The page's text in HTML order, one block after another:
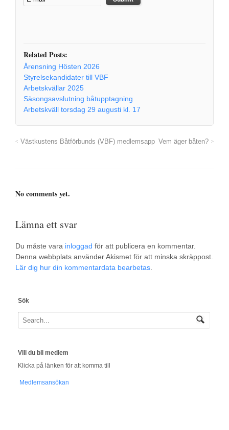
Related Posts:
Årensning Hösten 2026
Styrelsekandidater till VBF
Arbetskvällar 2025
Säsongsavslutning båtupptagning
Arbetskväll torsdag 29 augusti kl. 17
Västkustens Båtförbunds (VBF) medlemsapp Vem äger båten?
No comments yet.
Lämna ett svar
Du måste vara inloggad för att publicera en kommentar.
Denna webbplats använder Akismet för att minska skräppost.
Lär dig hur din kommentardata bearbetas.
Sök
Vill du bli medlem
Klicka på länken för att komma till
Medlemsansökan